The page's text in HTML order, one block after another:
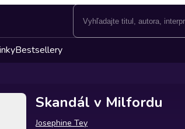
Bestsellery
Skandál v Milfordu
Josephine Tey